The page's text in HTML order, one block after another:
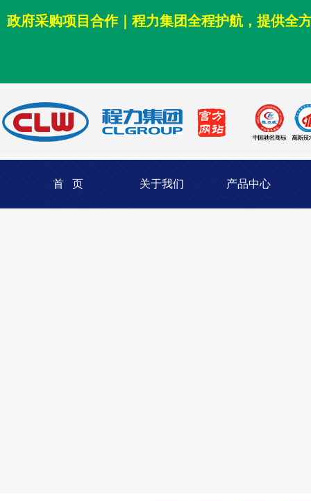
政府采购项目合作｜程力集团全程护航，提供全
首 页 关于我们 产品中心